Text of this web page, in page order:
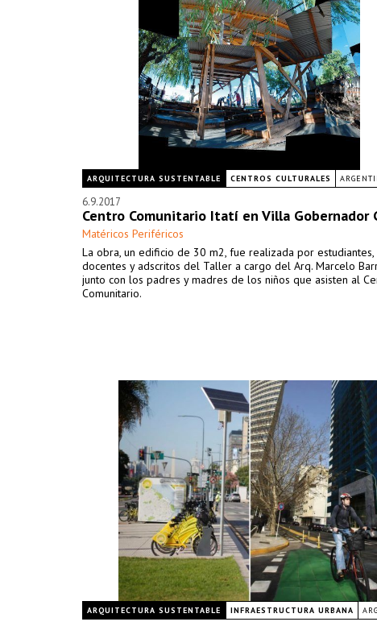
ARQUITECTURA SUSTENTABLE CENTROS CULTURALES
6.9.2017
Centro Comunitario Itatí en Villa Gobernador
Matéricos Periféricos
La obra, un edificio de 30 m2, fue realizada por estudiantes,
docentes y adscritos del Taller a cargo del Arq. Marcelo
junto con los padres y madres de los niños que asisten al
Comunitario.
ARQUITECTURA SUSTENTABLE INFRAESTRUCTURA URBANA